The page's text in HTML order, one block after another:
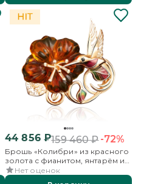
44 856₽159 460₽-72%
Брошь «Колибри» из красного
золота с фианитом, янтарём и
эмалью
Нет оценок